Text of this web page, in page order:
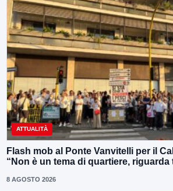
ATTUALITÀ
Flash mob al Ponte Vanvitelli per il
“Non è un tema di quartiere, riguarda
8 AGOSTO 2026